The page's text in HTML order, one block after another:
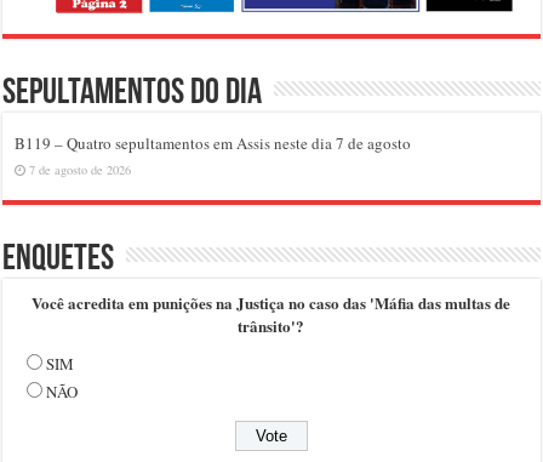
Sepultamentos do dia
B119 – Quatro sepultamentos em Assis neste dia 7 de agosto
7 de agosto de 2026
Enquetes
Você acredita em punições na Justiça no caso das 'Máfia das multas de
trânsito'?
SIM
NÃO